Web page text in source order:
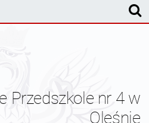
Przedszkole nr 4 w
Oleśnie